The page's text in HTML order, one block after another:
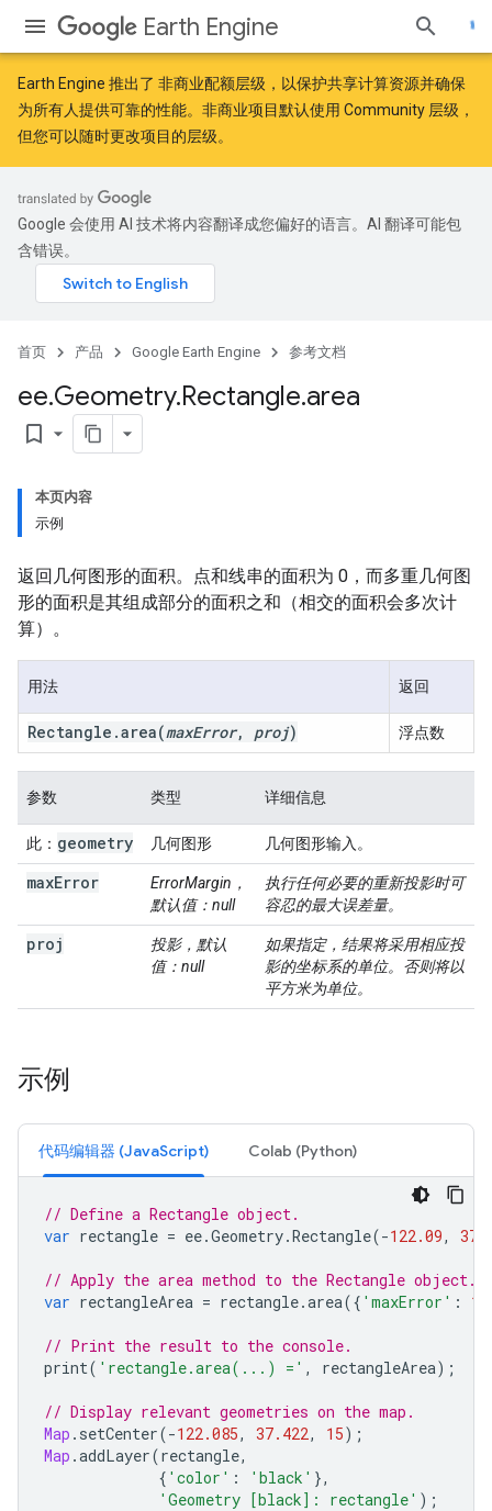
Earth Engine
Earth Engine 推出了 非商业配额层级 ，以保护共享计算资源并确保
为所有人提供可靠的性能。非商业项目默认使用 Community 层级，
但您可以随时更改项目的层级。
Google 会使用 AI 技术将内容翻译成您偏好的语言。AI 翻译可能包
含错误。
首页 产品 Google Earth Engine 参考文档
ee.Geometry.Rectangle.area
bookmark_border
本页内容
示例
返回几何图形的面积。点和线串的面积为 0，而多重几何图
形的面积是其组成部分的面积之和（相交的面积会多次计
算）。
用法 返回
Rectangle .area(maxError, proj) 浮点数
参数 类型 详细信息
此： geometry 几何图形 几何图形输入。
maxError
ErrorMargin，
默认值：null
执行任何必要的重新投影时可
容忍的最大误差量。
proj
投影，默认
值：null
如果指定，结果将采用相应投
影的坐标系的单位。否则将以
平方米为单位。
示例
代码编辑器 (JavaScript) Colab (Python)
// Define a Rectangle object.
var rectangle = ee.Geometry.Rectangle(-122.09,
// Apply the area method to the Rectangle object.
var rectangleArea = rectangle.area({ 'maxError' : 1
// Print the result to the console.
print( 'rectangle.area(...) =' , rectangleArea);
// Display relevant geometries on the map.
Map . setCenter(-122.085, 37.422, 15);
Map .addLayer(rectangle,
{ 'color' : 'black' },
'Geometry [black]: rectangle' );